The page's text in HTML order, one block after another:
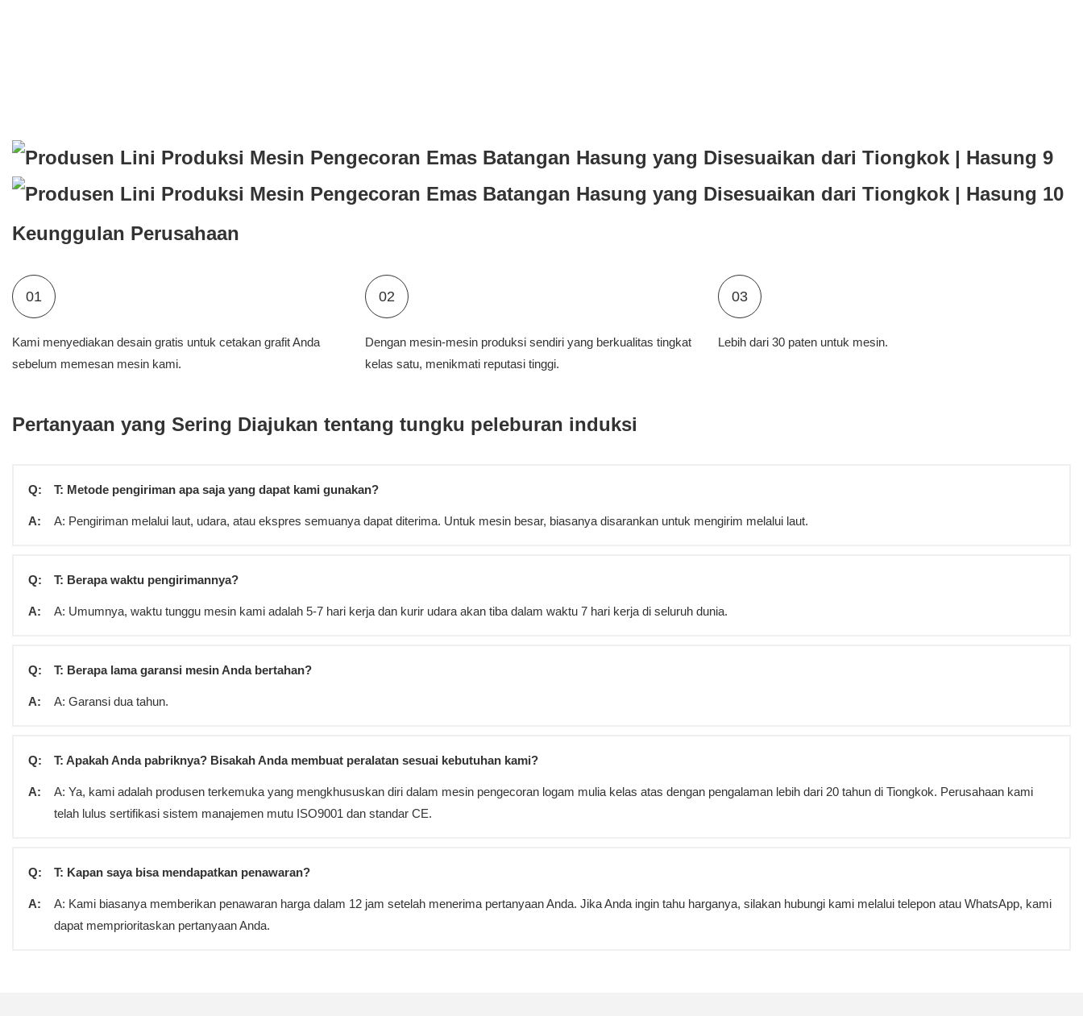
Keunggulan Perusahaan
01
Kami menyediakan desain gratis untuk cetakan grafit Anda
sebelum memesan mesin kami.
02
Dengan mesin-mesin produksi sendiri yang berkualitas tingkat
kelas satu, menikmati reputasi tinggi.
03
Lebih dari 30 paten untuk mesin.
Pertanyaan yang Sering Diajukan tentang tungku peleburan induksi
Q: T: Metode pengiriman apa saja yang dapat kami gunakan?
A: A: Pengiriman melalui laut, udara, atau ekspres semuanya dapat diterima. Untuk mesin besar, biasanya disarankan untuk mengirim melalui laut.
Q: T: Berapa waktu pengirimannya?
A: A: Umumnya, waktu tunggu mesin kami adalah 5-7 hari kerja dan kurir udara akan tiba dalam waktu 7 hari kerja di seluruh dunia.
Q: T: Berapa lama garansi mesin Anda bertahan?
A: A: Garansi dua tahun.
Q: T: Apakah Anda pabriknya? Bisakah Anda membuat peralatan sesuai kebutuhan kami?
A:
A: Ya, kami adalah produsen terkemuka yang mengkhususkan diri dalam mesin pengecoran logam mulia kelas atas dengan pengalaman lebih dari 20 tahun di Tiongkok. Perusahaan kami
telah lulus sertifikasi sistem manajemen mutu ISO9001 dan standar CE.
Q: T: Kapan saya bisa mendapatkan penawaran?
A:
A: Kami biasanya memberikan penawaran harga dalam 12 jam setelah menerima pertanyaan Anda. Jika Anda ingin tahu harganya, silakan hubungi kami melalui telepon atau WhatsApp, kami
dapat memprioritaskan pertanyaan Anda.